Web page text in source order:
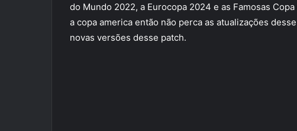
do Mundo 2022, a Eurocopa 2024 e as Famosas
a copa america então não perca as atualizações
novas versões desse patch.